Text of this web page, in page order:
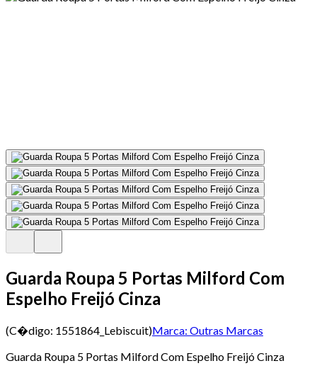
Guarda Roupa 5 Portas Milford Com
Espelho Freijó Cinza
(C�digo: 1551864_Lebiscuit)Marca: Outras Marcas
Guarda Roupa 5 Portas Milford Com Espelho Freijó Cinza